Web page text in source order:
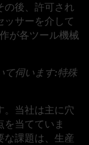
の後、許可され
ッサーを介して
が各ツール機械
て伺います:特殊
。当社は主に穴
当てていま
な課題は、生産